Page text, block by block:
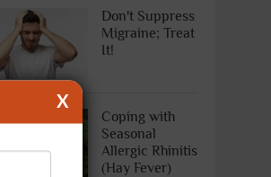
X
Don't Suppress
Migraine; Treat
It!
Coping with
Seasonal
Allergic Rhinitis
(Hay Fever)